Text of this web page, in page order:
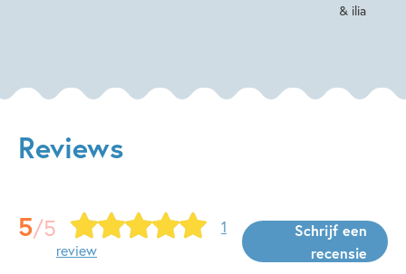
& ilia
Reviews
5/5
1
review
Schrijf een
recensie